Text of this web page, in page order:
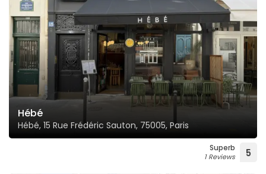
Hébé
Hébé, 15 Rue Frédéric Sauton, 75005, Paris
Superb
1 Reviews 5